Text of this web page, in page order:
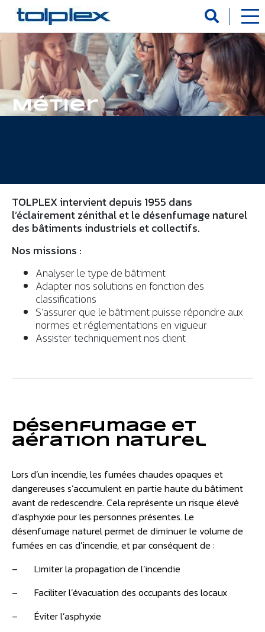
Métier
TOLPLEX intervient depuis 1955 dans
l’éclairement zénithal et le désenfumage naturel
des bâtiments industriels et collectifs.
Nos missions :
Analyser le type de bâtiment
Adapter nos solutions en fonction des
classifications
S’assurer que le bâtiment puisse répondre aux
normes et réglementations en vigueur
Assister techniquement nos client
Désenfumage et
aération naturel
Lors d’un incendie, les fumées chaudes opaques et
dangereuses s’accumulent en partie haute du bâtiment
avant de redescendre. Cela représente un risque élevé
d’asphyxie pour les personnes présentes. Le
désenfumage naturel permet de diminuer le volume de
fumées en cas d’incendie, et par conséquent de :
– Limiter la propagation de l’incendie
– Faciliter l’évacuation des occupants des locaux
– Éviter l’asphyxie
Panneau de gestion des cookies